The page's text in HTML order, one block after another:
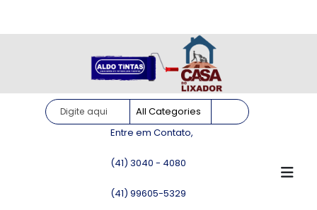
Entre em Contato,
(41) 3040 - 4080
(41) 99605-5329